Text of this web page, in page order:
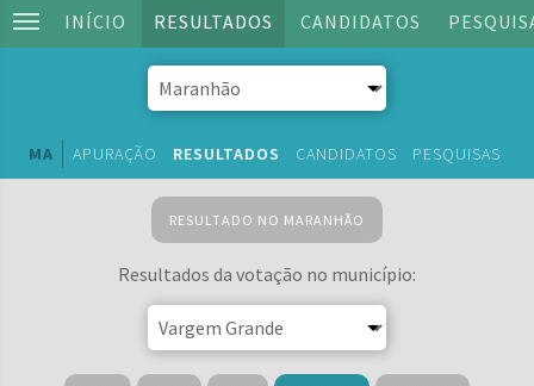
INÍCIO RESULTADOS CANDIDATOS
MA APURAÇÃO RESULTADOS CANDIDATOS PESQUISAS
RESULTADO NO MARANHÃO
Resultados da votação no município: